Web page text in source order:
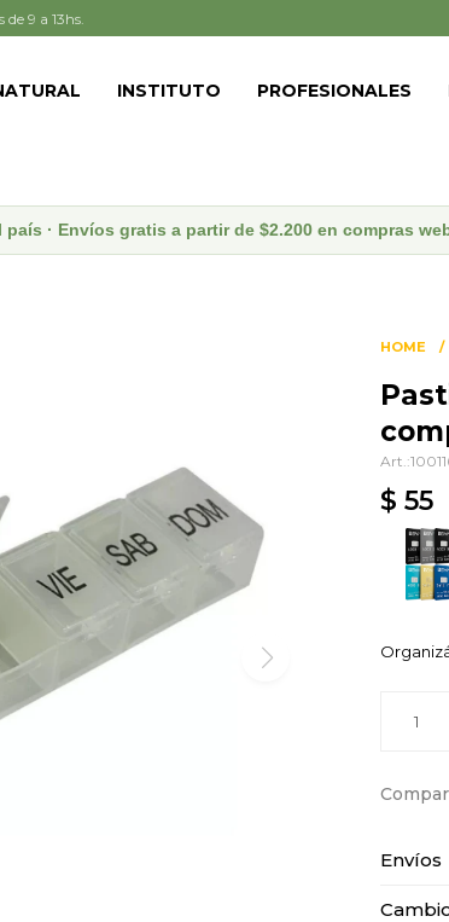
INSTITUTO PROFESIONALES
de 9 a 13hs.
· Envíos gratis a partir de $2.200 en compras
HOME
$ 55
1
Envíos